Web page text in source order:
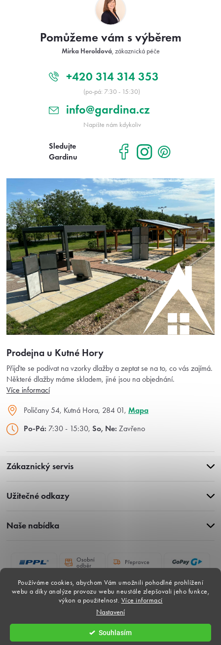
Používáme cookies, abychom Vám umožnili pohodlné prohlížení
webu a díky analýze provozu webu neustále zlepšovali jeho funkce,
výkon a použitelnost. Více informací
Nastavení
Souhlasím
Pomůžeme vám s výběrem
Mirka Heroldová, zákaznická péče
+420 314 314 353
(po-pá: 7:30 - 15:30)
info@gardina.cz
Napište nám kdykoliv
Sledujte
Gardinu
Zákaznický servis
Užitečné odkazy
Naše nabídka
Prodejna u Kutné Hory
Přijďte se podívat na vzorky dlažby a zeptat se na to, co vás zajímá.
Některé dlažby máme skladem, jiné jsou na objednání.
Více informací
Poličany 54, Kutná Hora, 284 01, Mapa
Po-Pá: 7:30 - 15:30, So, Ne: Zavřeno
Copyright 2026Gardina-dlazby.cz. Všechna práva vyhrazena.